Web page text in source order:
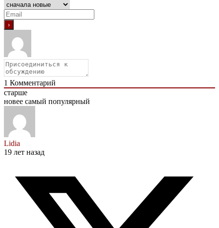
1 Комментарий
старше
новее самый популярный
Lidia
19 лет назад